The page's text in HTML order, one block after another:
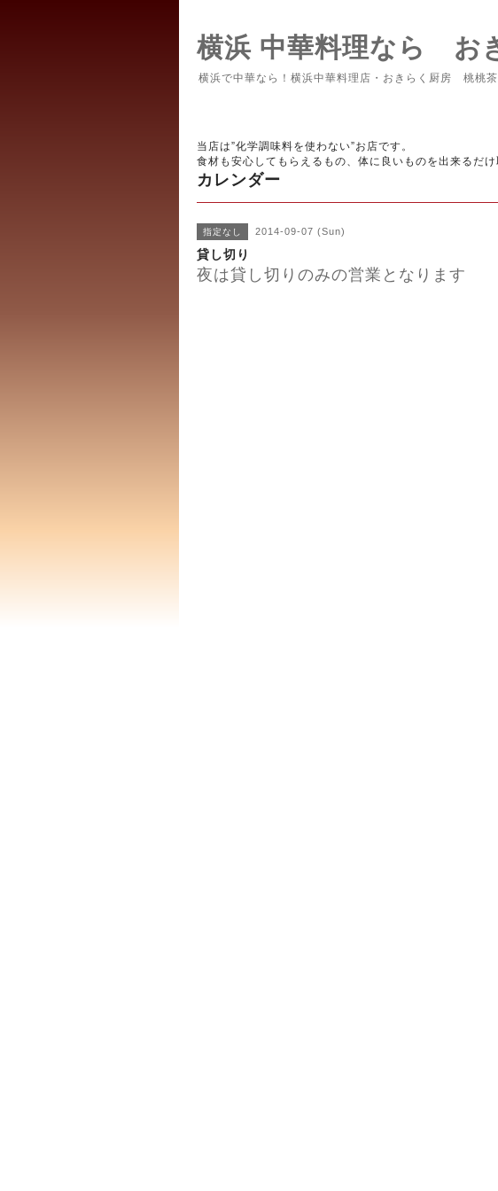
横浜 中華料理なら お
横浜で中華なら！横浜中華料理店・おきらく厨房 桃桃
当店は”化学調味料を使わない”お店です。
食材も安心してもらえるもの、体に良いものを出来るだ
カレンダー
指定なし 2014-09-07 (Sun)
貸し切り
夜は貸し切りのみの営業となります